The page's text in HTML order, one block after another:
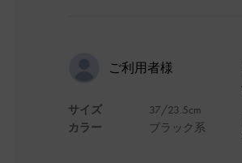
ご利用者様
サイズ
カラー
37/23.5cm
ブラック系